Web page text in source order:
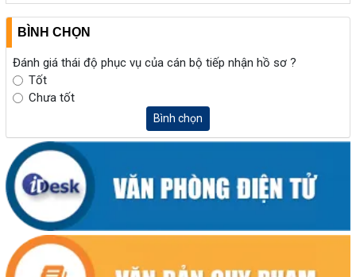
BÌNH CHỌN
Đánh giá thái độ phục vụ của cán bộ tiếp nhận hồ sơ ?
Tốt
Chưa tốt
Bình chọn